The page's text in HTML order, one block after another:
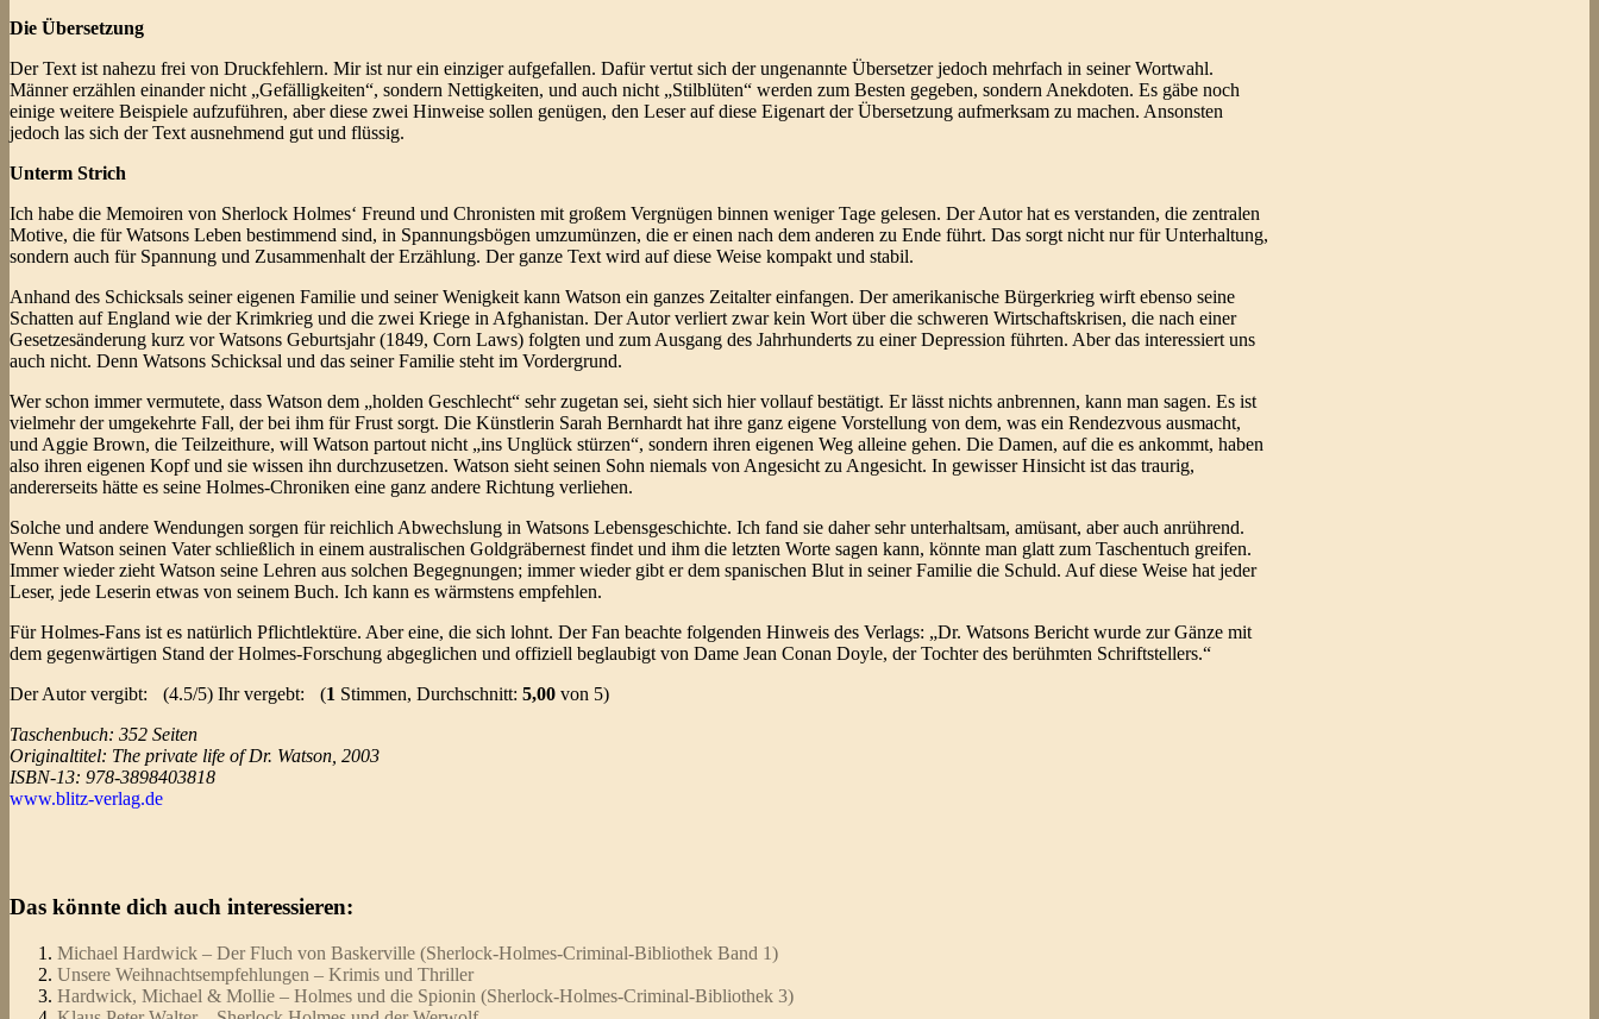
Die Übersetzung
Der Text ist nahezu frei von Druckfehlern. Mir ist nur ein einziger aufgefallen. Dafür vertut sich der ungenannte Übersetzer jedoch mehrfach in seiner Wortwahl.
Männer erzählen einander nicht „Gefälligkeiten“, sondern Nettigkeiten, und auch nicht „Stilblüten“ werden zum Besten gegeben, sondern Anekdoten. Es gäbe noch
einige weitere Beispiele aufzuführen, aber diese zwei Hinweise sollen genügen, den Leser auf diese Eigenart der Übersetzung aufmerksam zu machen. Ansonsten
jedoch las sich der Text ausnehmend gut und flüssig.
Unterm Strich
Ich habe die Memoiren von Sherlock Holmes‘ Freund und Chronisten mit großem Vergnügen binnen weniger Tage gelesen. Der Autor hat es verstanden, die zentralen
Motive, die für Watsons Leben bestimmend sind, in Spannungsbögen umzumünzen, die er einen nach dem anderen zu Ende führt. Das sorgt nicht nur für Unterhaltung,
sondern auch für Spannung und Zusammenhalt der Erzählung. Der ganze Text wird auf diese Weise kompakt und stabil.
Anhand des Schicksals seiner eigenen Familie und seiner Wenigkeit kann Watson ein ganzes Zeitalter einfangen. Der amerikanische Bürgerkrieg wirft ebenso seine
Schatten auf England wie der Krimkrieg und die zwei Kriege in Afghanistan. Der Autor verliert zwar kein Wort über die schweren Wirtschaftskrisen, die nach einer
Gesetzesänderung kurz vor Watsons Geburtsjahr (1849, Corn Laws) folgten und zum Ausgang des Jahrhunderts zu einer Depression führten. Aber das interessiert uns
auch nicht. Denn Watsons Schicksal und das seiner Familie steht im Vordergrund.
Wer schon immer vermutete, dass Watson dem „holden Geschlecht“ sehr zugetan sei, sieht sich hier vollauf bestätigt. Er lässt nichts anbrennen, kann man sagen. Es ist
vielmehr der umgekehrte Fall, der bei ihm für Frust sorgt. Die Künstlerin Sarah Bernhardt hat ihre ganz eigene Vorstellung von dem, was ein Rendezvous ausmacht,
und Aggie Brown, die Teilzeithure, will Watson partout nicht „ins Unglück stürzen“, sondern ihren eigenen Weg alleine gehen. Die Damen, auf die es ankommt, haben
also ihren eigenen Kopf und sie wissen ihn durchzusetzen. Watson sieht seinen Sohn niemals von Angesicht zu Angesicht. In gewisser Hinsicht ist das traurig,
andererseits hätte es seine Holmes-Chroniken eine ganz andere Richtung verliehen.
Solche und andere Wendungen sorgen für reichlich Abwechslung in Watsons Lebensgeschichte. Ich fand sie daher sehr unterhaltsam, amüsant, aber auch anrührend.
Wenn Watson seinen Vater schließlich in einem australischen Goldgräbernest findet und ihm die letzten Worte sagen kann, könnte man glatt zum Taschentuch greifen.
Immer wieder zieht Watson seine Lehren aus solchen Begegnungen; immer wieder gibt er dem spanischen Blut in seiner Familie die Schuld. Auf diese Weise hat jeder
Leser, jede Leserin etwas von seinem Buch. Ich kann es wärmstens empfehlen.
Für Holmes-Fans ist es natürlich Pflichtlektüre. Aber eine, die sich lohnt. Der Fan beachte folgenden Hinweis des Verlags: „Dr. Watsons Bericht wurde zur Gänze mit
dem gegenwärtigen Stand der Holmes-Forschung abgeglichen und offiziell beglaubigt von Dame Jean Conan Doyle, der Tochter des berühmten Schriftstellers.“
Der Autor vergibt:
(4.5/5) Ihr vergebt: (1 Stimmen, Durchschnitt: 5,00 von 5)
Taschenbuch: 352 Seiten
Originaltitel: The private life of Dr. Watson, 2003
ISBN-13: 978-3898403818
www.blitz-verlag.de
Das könnte dich auch interessieren:
Michael Hardwick – Der Fluch von Baskerville (Sherlock-Holmes-Criminal-Bibliothek Band 1)
Unsere Weihnachtsempfehlungen – Krimis und Thriller
Hardwick, Michael & Mollie – Holmes und die Spionin (Sherlock-Holmes-Criminal-Bibliothek 3)